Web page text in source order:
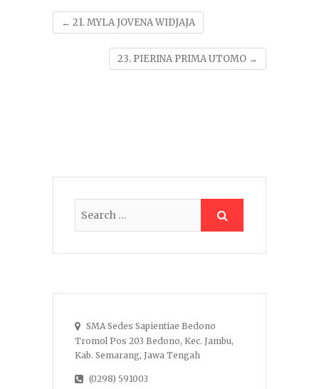
← 21. MYLA JOVENA WIDJAJA
23. PIERINA PRIMA UTOMO →
SMA Sedes Sapientiae Bedono
Tromol Pos 203 Bedono, Kec. Jambu,
Kab. Semarang, Jawa Tengah
(0298) 591003